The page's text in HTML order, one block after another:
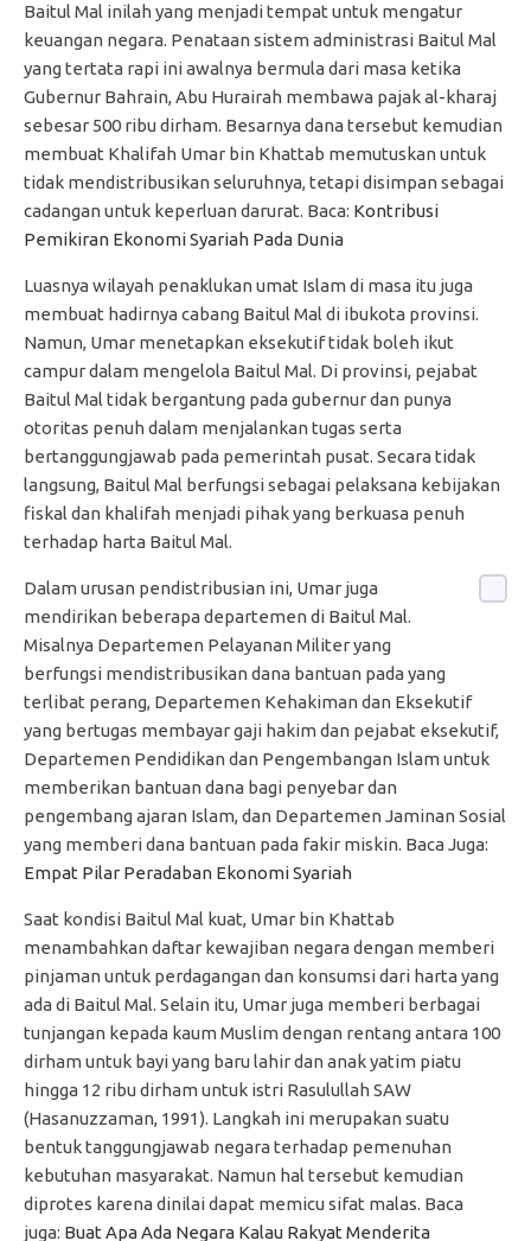
Baitul Mal inilah yang menjadi tempat untuk mengatur
keuangan negara. Penataan sistem administrasi Baitul Mal
yang tertata rapi ini awalnya bermula dari masa ketika
Gubernur Bahrain, Abu Hurairah membawa pajak al-kharaj
sebesar 500 ribu dirham. Besarnya dana tersebut kemudian
membuat Khalifah Umar bin Khattab memutuskan untuk
tidak mendistribusikan seluruhnya, tetapi disimpan sebagai
cadangan untuk keperluan darurat. Baca: Kontribusi
Pemikiran Ekonomi Syariah Pada Dunia
Luasnya wilayah penaklukan umat Islam di masa itu juga
membuat hadirnya cabang Baitul Mal di ibukota provinsi.
Namun, Umar menetapkan eksekutif tidak boleh ikut
campur dalam mengelola Baitul Mal. Di provinsi, pejabat
Baitul Mal tidak bergantung pada gubernur dan punya
otoritas penuh dalam menjalankan tugas serta
bertanggungjawab pada pemerintah pusat. Secara tidak
langsung, Baitul Mal berfungsi sebagai pelaksana kebijakan
fiskal dan khalifah menjadi pihak yang berkuasa penuh
terhadap harta Baitul Mal.
Dalam urusan pendistribusian ini, Umar juga
mendirikan beberapa departemen di Baitul Mal.
Misalnya Departemen Pelayanan Militer yang
berfungsi mendistribusikan dana bantuan pada yang
terlibat perang, Departemen Kehakiman dan Eksekutif
yang bertugas membayar gaji hakim dan pejabat eksekutif,
Departemen Pendidikan dan Pengembangan Islam untuk
memberikan bantuan dana bagi penyebar dan
pengembang ajaran Islam, dan Departemen Jaminan Sosial
yang memberi dana bantuan pada fakir miskin. Baca Juga:
Empat Pilar Peradaban Ekonomi Syariah
Saat kondisi Baitul Mal kuat, Umar bin Khattab
menambahkan daftar kewajiban negara dengan memberi
pinjaman untuk perdagangan dan konsumsi dari harta yang
ada di Baitul Mal. Selain itu, Umar juga memberi berbagai
tunjangan kepada kaum Muslim dengan rentang antara 100
dirham untuk bayi yang baru lahir dan anak yatim piatu
hingga 12 ribu dirham untuk istri Rasulullah SAW
(Hasanuzzaman, 1991). Langkah ini merupakan suatu
bentuk tanggungjawab negara terhadap pemenuhan
kebutuhan masyarakat. Namun hal tersebut kemudian
diprotes karena dinilai dapat memicu sifat malas. Baca
juga: Buat Apa Ada Negara Kalau Rakyat Menderita